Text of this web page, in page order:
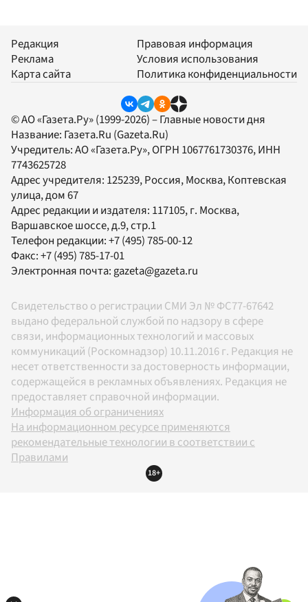
Редакция
Реклама
Карта сайта
Правовая информация
Условия использования
Политика конфиденциальности
© АО «Газета.Ру» (1999-2026) – Главные новости дня
Название: Газета.Ru (Gazeta.Ru)
Учредитель:АО «Газета.Ру», ОГРН 1067761730376, ИНН
7743625728
Адрес учредителя: 125239, Россия, Москва, Коптевская
улица, дом 67
Адрес редакции и издателя: 117105, г. Москва,
Варшавское шоссе, д.9, стр.1
Телефон редакции:+7 (495) 785-00-12
Факс:+7 (495) 785-17-01
Электронная почта: gazeta@gazeta.ru
Свидетельство о регистрации СМИ Эл № ФС77-67642
выдано федеральной службой по надзору в сфере
связи, информационных технологий и массовых
коммуникаций (Роскомнадзор) 10.11.2016 г. Редакция не
несет ответственности за достоверность информации,
содержащейся в рекламных объявлениях. Редакция не
предоставляет справочной информации.
Информация об ограничениях
На информационном ресурсе применяются
рекомендательные технологии в соответствии с
Правилами
18+